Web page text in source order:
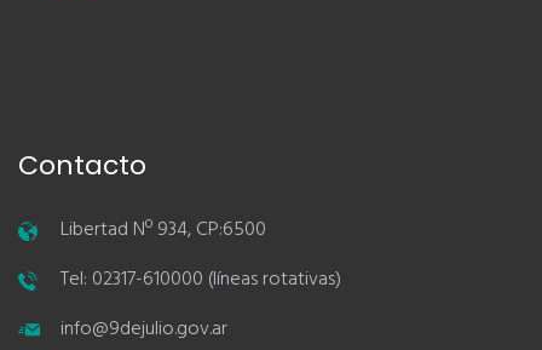
Contacto
Libertad Nº 934, CP:6500
Tel: 02317-610000 (líneas rotativas)
info@9dejulio.gov.ar